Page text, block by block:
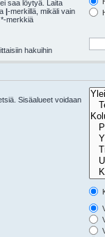
saa löytyä. Laita
|-merkillä, mikäli vain
merkkiä
hakuihin
Sisäalueet voidaan